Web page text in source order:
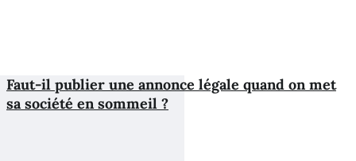
Faut-il publier une annonce légale quand on met
sa société en sommeil ?